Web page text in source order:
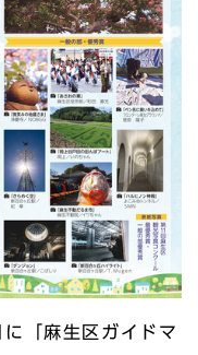
「麻生区ガイドマ